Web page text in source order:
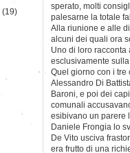
sperato, molti
palesarne la totale
Alla riunione e alle
alcuni dei quali ora
Uno di loro racconta
esclusivamente
Quel giorno con i tre
Alessandro Di
Baroni, e poi dei
comunali
esibivano un parere
Daniele Frongia lo
De Vito usciva
era frutto di una
(19)